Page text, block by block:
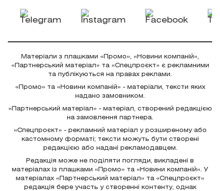
Матеріали з плашками «Промо», «Новини компаній»,
«Партнерський матеріал» та «Спецпроєкт» є рекламними
та публікуються на правах реклами.
«Промо» та «Новини компаній» - матеріали, тексти яких
надано замовником.
«Партнерський матеріал» - матеріал, створений редакцією
на замовлення партнера.
«Спецпроєкт» - рекламний матеріал у розширеному або
кастомному форматі; тексти можуть бути створені
редакцією або надані рекламодавцем.
Редакція може не поділяти погляди, викладені в
матеріалах із плашками «Промо» та «Новини компаній». У
матеріалах «Партнерський матеріал» та «Спецпроєкт»
редакція бере участь у створенні контенту, однак